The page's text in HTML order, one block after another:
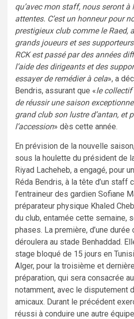
qu’avec mon staff, nous seront à
attentes. C’est un honneur pour
prestigieux club comme le Raed,
grands joueurs et ses
RCK est passé par des années
l’aide des dirigeants et des
essayer de remédier à cela», a
Bendris, assurant que «le collectif
de réussir une saison
grand club son lustre d’antan, et
l’accession» dès cette année.
En prévision de la nouvelle
sous la houlette du président de
Riyad Lacheheb, a engagé, pour
Réda Bendris, à la tête d’un staff
l’entraineur des gardien Sofiane
préparateur physique Khaled
du club, entamée cette semaine,
phases. La première, d’une
déroulera au stade Benhaddad.
stage bloqué de 15 jours en
Alger, pour la troisième et
préparation, qui sera consacrée
notamment, avec le disputement
amicaux. Durant le précédent
réussi à conduire une autre